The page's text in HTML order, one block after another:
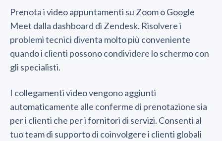
Prenota i video appuntamenti su Zoom o Google
Meet dalla dashboard di Zendesk. Risolvere i
problemi tecnici diventa molto più conveniente
quando i clienti possono condividere lo schermo con
gli specialisti.
I collegamenti video vengono aggiunti
automaticamente alle conferme di prenotazione sia
per i clienti che per i fornitori di servizi. Consenti al
tuo team di supporto di coinvolgere i clienti globali